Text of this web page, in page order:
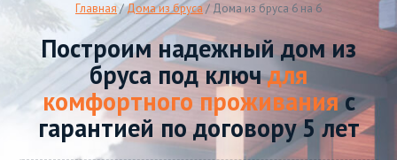
Главная/Дома из бруса/ Дома из бруса 6 на 6
Построим надежный дом из
бруса под ключдля
комфортного проживанияс
гарантией по договору 5 лет